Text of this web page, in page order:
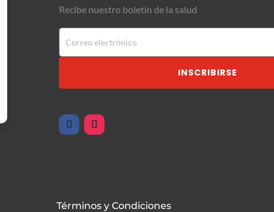
Recibe nuestro boletín de la salud
INSCRIBIRSE
Términos y Condiciones